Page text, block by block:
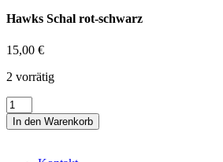
Hawks Schal rot-schwarz
15,00 €
2 vorrätig
Hawks
Schal
rot-
Menge
In den Warenkorb